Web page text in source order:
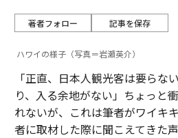
著者フォロー 記事を保存
ハワイの様子（写真＝岩瀬英介）
「正直、日本人観光客は要らな
り、入る余地がない」ちょっと
れないが、これは筆者がワイキ
者に取材した際に聞こえてきた声